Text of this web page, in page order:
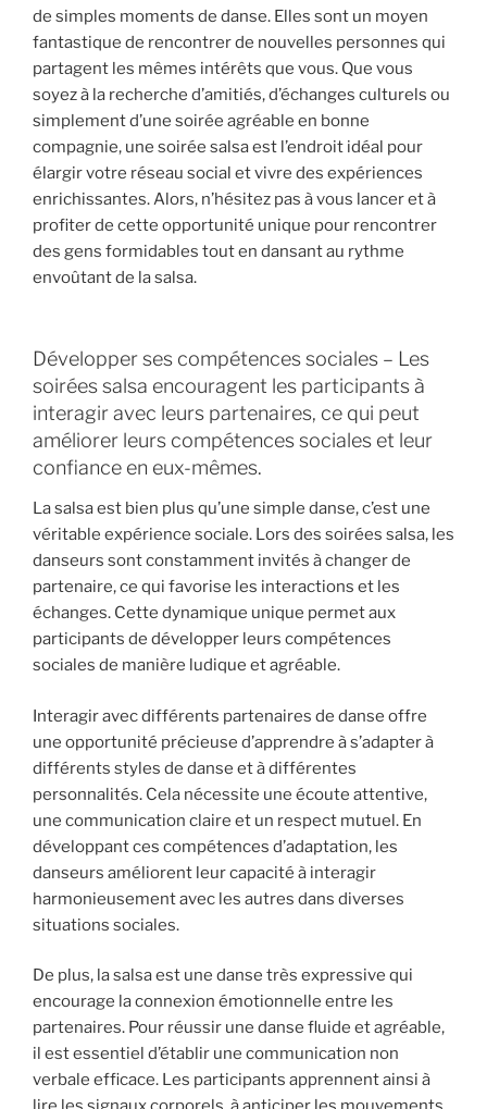
de simples moments de danse. Elles sont un moyen
fantastique de rencontrer de nouvelles personnes qui
partagent les mêmes intérêts que vous. Que vous
soyez à la recherche d’amitiés, d’échanges culturels ou
simplement d’une soirée agréable en bonne
compagnie, une soirée salsa est l’endroit idéal pour
élargir votre réseau social et vivre des expériences
enrichissantes. Alors, n’hésitez pas à vous lancer et à
profiter de cette opportunité unique pour rencontrer
des gens formidables tout en dansant au rythme
envoûtant de la salsa.
Développer ses compétences sociales – Les
soirées salsa encouragent les participants à
interagir avec leurs partenaires, ce qui peut
améliorer leurs compétences sociales et leur
confiance en eux-mêmes.
La salsa est bien plus qu’une simple danse, c’est une
véritable expérience sociale. Lors des soirées salsa, les
danseurs sont constamment invités à changer de
partenaire, ce qui favorise les interactions et les
échanges. Cette dynamique unique permet aux
participants de développer leurs compétences
sociales de manière ludique et agréable.
Interagir avec différents partenaires de danse offre
une opportunité précieuse d’apprendre à s’adapter à
différents styles de danse et à différentes
personnalités. Cela nécessite une écoute attentive,
une communication claire et un respect mutuel. En
développant ces compétences d’adaptation, les
danseurs améliorent leur capacité à interagir
harmonieusement avec les autres dans diverses
situations sociales.
De plus, la salsa est une danse très expressive qui
encourage la connexion émotionnelle entre les
partenaires. Pour réussir une danse fluide et agréable,
il est essentiel d’établir une communication non
verbale efficace. Les participants apprennent ainsi à